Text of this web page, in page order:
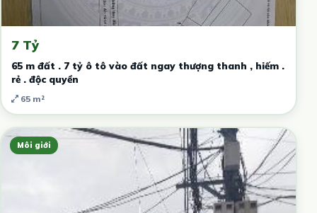
7 Tỷ
65 m đất . 7 tỷ ô tô vào đất ngay thượng thanh , hiếm .
rẻ . độc quyền
65 m²
Môi giới